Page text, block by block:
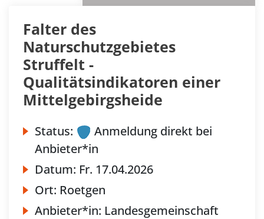
Falter des
Naturschutzgebietes
Struffelt -
Qualitätsindikatoren einer
Mittelgebirgsheide
Status:
Anmeldung direkt bei
Anbieter*in
Datum: Fr. 17.04.2026
Ort: Roetgen
Anbieter*in: Landesgemeinschaft